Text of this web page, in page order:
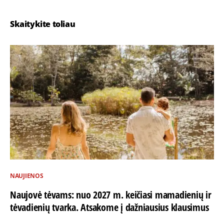
Skaitykite toliau
NAUJIENOS
Naujovė tėvams: nuo 2027 m. keičiasi mamadienių ir
tėvadienių tvarka. Atsakome į dažniausius klausimus